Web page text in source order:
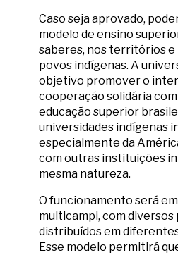
Caso seja aprovado,
modelo de ensino
saberes, nos territórios e
povos indígenas. A
objetivo promover o
cooperação solidária
educação superior
universidades indígenas
especialmente da
com outras instituições
mesma natureza.
O funcionamento será
multicampi, com
distribuídos em
Esse modelo permitirá